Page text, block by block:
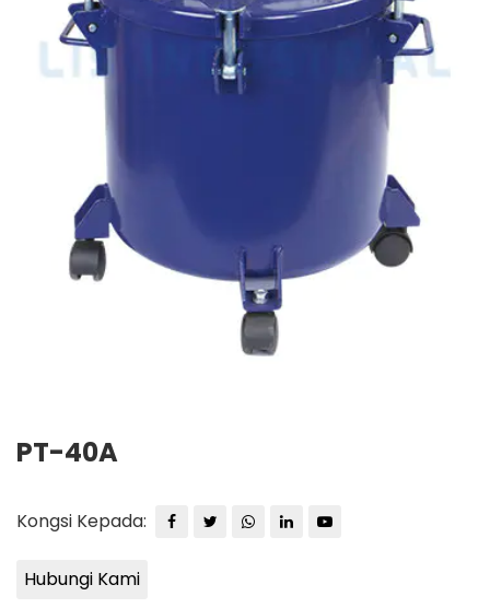
PT-40A
Kongsi Kepada:
Hubungi Kami